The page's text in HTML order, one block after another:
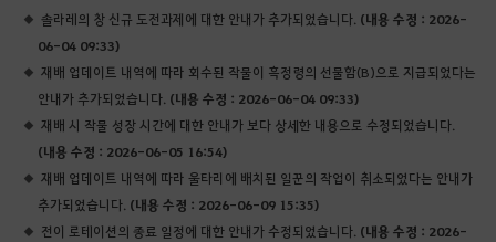
솔라레의 창 신규 도전과제에 대한 안내가 추가되었습니다. (내용 수정 : 2026-
06-04 09:33)
재배 업데이트 내역에 따라 회수된 작물이 흑정령의 선물함(B)으로 지급되었다는
안내가 추가되었습니다. (내용 수정 : 2026-06-04 09:33)
재배 시 작물 성장 시간에 대한 안내가 보다 상세한 내용으로 수정되었습니다.
(내용 수정 : 2026-06-05 16:54)
재배 업데이트 내역에 따라 울타리에 배치된 일꾼의 작업이 취소되었다는 안내가
추가되었습니다. (내용 수정 : 2026-06-09 15:35)
전이 로테이션의 종료 일정에 대한 안내가 수정되었습니다. (내용 수정 : 2026-